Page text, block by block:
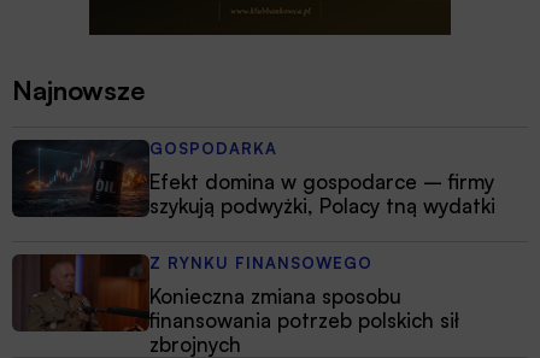
Najnowsze
GOSPODARKA
Efekt domina w gospodarce – firmy
szykują podwyżki, Polacy tną wydatki
Z RYNKU FINANSOWEGO
Konieczna zmiana sposobu
finansowania potrzeb polskich sił
zbrojnych